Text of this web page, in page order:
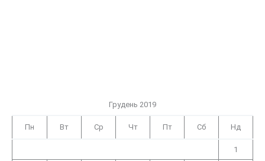
Грудень 2019
Пн Вт Ср Чт Пт Сб Нд
1